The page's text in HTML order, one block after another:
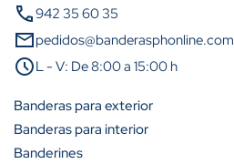
call942 35 60 35
mailpedidos@banderasphonline.com
scheduleL - V: De 8:00 a 15:00 h
Banderas para exterior
Banderas para interior
Banderines